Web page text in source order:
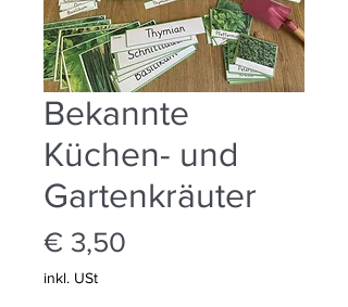
Bekannte
Küchen- und
Gartenkräuter
€ 3,50
inkl. USt